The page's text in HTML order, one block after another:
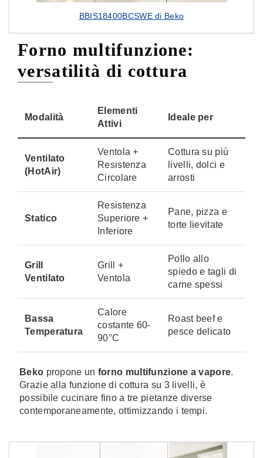
BBIS18400BCSWE di Beko
Forno multifunzione:
versatilità di cottura
Modalità
Elementi
Attivi
Ideale per
Ventilato
(HotAir)
Ventola +
Resistenza
Circolare
Cottura su più
livelli, dolci e
arrosti
Statico
Resistenza
Superiore +
Inferiore
Pane, pizza e
torte lievitate
Grill
Ventilato
Grill +
Ventola
Pollo allo
spiedo e tagli di
carne spessi
Bassa
Temperatura
Calore
costante 60-
90°C
Roast beef e
pesce delicato
Beko propone un forno multifunzione a vapore.
Grazie alla funzione di cottura su 3 livelli, è
possibile cucinare fino a tre pietanze diverse
contemporaneamente, ottimizzando i tempi.